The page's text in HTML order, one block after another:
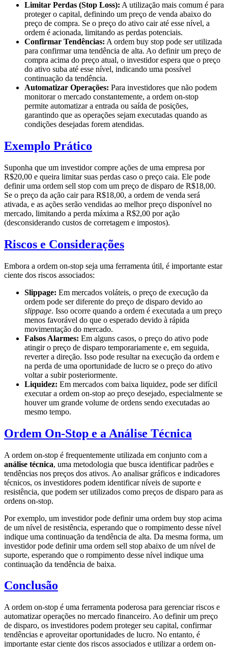
Limitar Perdas (Stop Loss): A utilização mais comum é para
proteger o capital, definindo um preço de venda abaixo do
preço de compra. Se o preço do ativo cair até esse nível, a
ordem é acionada, limitando as perdas potenciais.
Confirmar Tendências: A ordem buy stop pode ser utilizada
para confirmar uma tendência de alta. Ao definir um preço de
compra acima do preço atual, o investidor espera que o preço
do ativo suba até esse nível, indicando uma possível
continuação da tendência.
Automatizar Operações: Para investidores que não podem
monitorar o mercado constantemente, a ordem on-stop
permite automatizar a entrada ou saída de posições,
garantindo que as operações sejam executadas quando as
condições desejadas forem atendidas.
Exemplo Prático
Suponha que um investidor compre ações de uma empresa por
R$20,00 e queira limitar suas perdas caso o preço caia. Ele pode
definir uma ordem sell stop com um preço de disparo de R$18,00.
Se o preço da ação cair para R$18,00, a ordem de venda será
ativada, e as ações serão vendidas ao melhor preço disponível no
mercado, limitando a perda máxima a R$2,00 por ação
(desconsiderando custos de corretagem e impostos).
Riscos e Considerações
Embora a ordem on-stop seja uma ferramenta útil, é importante estar
ciente dos riscos associados:
Slippage: Em mercados voláteis, o preço de execução da
ordem pode ser diferente do preço de disparo devido ao
slippage. Isso ocorre quando a ordem é executada a um preço
menos favorável do que o esperado devido à rápida
movimentação do mercado.
Falsos Alarmes: Em alguns casos, o preço do ativo pode
atingir o preço de disparo temporariamente e, em seguida,
reverter a direção. Isso pode resultar na execução da ordem e
na perda de uma oportunidade de lucro se o preço do ativo
voltar a subir posteriormente.
Liquidez: Em mercados com baixa liquidez, pode ser difícil
executar a ordem on-stop ao preço desejado, especialmente se
houver um grande volume de ordens sendo executadas ao
mesmo tempo.
Ordem On-Stop e a Análise Técnica
A ordem on-stop é frequentemente utilizada em conjunto com a
análise técnica, uma metodologia que busca identificar padrões e
tendências nos preços dos ativos. Ao analisar gráficos e indicadores
técnicos, os investidores podem identificar níveis de suporte e
resistência, que podem ser utilizados como preços de disparo para as
ordens on-stop.
Por exemplo, um investidor pode definir uma ordem buy stop acima
de um nível de resistência, esperando que o rompimento desse nível
indique uma continuação da tendência de alta. Da mesma forma, um
investidor pode definir uma ordem sell stop abaixo de um nível de
suporte, esperando que o rompimento desse nível indique uma
continuação da tendência de baixa.
Conclusão
A ordem on-stop é uma ferramenta poderosa para gerenciar riscos e
automatizar operações no mercado financeiro. Ao definir um preço
de disparo, os investidores podem proteger seu capital, confirmar
tendências e aproveitar oportunidades de lucro. No entanto, é
importante estar ciente dos riscos associados e utilizar a ordem on-